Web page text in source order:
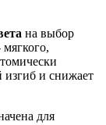
на выбор
изгиб и снижает
для